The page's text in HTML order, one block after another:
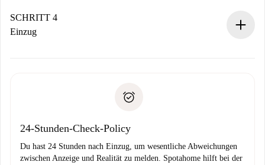
stellen den Kontakt her.
Wenn der Vermieter ablehnen muss, entstehen keine
SCHRITT 4
Einzug
24-Stunden-Check-Policy
Du hast 24 Stunden nach Einzug, um wesentliche Abweichungen
zwischen Anzeige und Realität zu melden. Spotahome hilft bei der